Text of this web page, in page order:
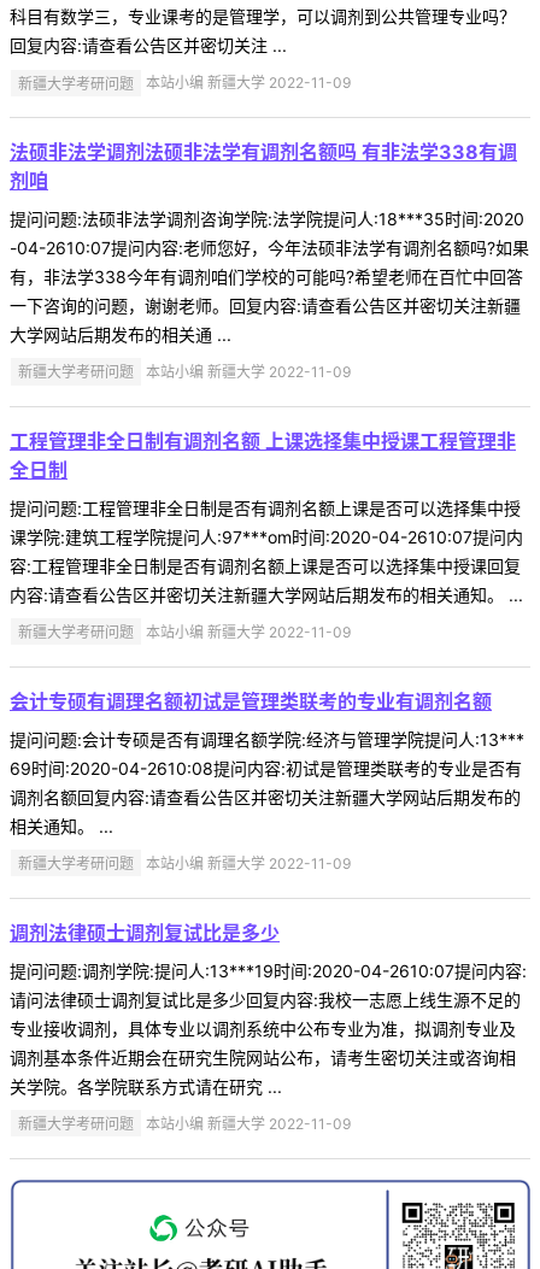
科目有数学三，专业课考的是管理学，可以调剂到公共管理专业吗？
回复内容:请查看公告区并密切关注 ...
新疆大学考研问题 本站小编 新疆大学 2022-11-09
法硕非法学调剂法硕非法学有调剂名额吗 有非法学338有调
剂咱
提问问题:法硕非法学调剂咨询学院:法学院提问人:18***35时间:2020
-04-2610:07提问内容:老师您好，今年法硕非法学有调剂名额吗?如果
有，非法学338今年有调剂咱们学校的可能吗?希望老师在百忙中回答
一下咨询的问题，谢谢老师。回复内容:请查看公告区并密切关注新疆
大学网站后期发布的相关通 ...
新疆大学考研问题 本站小编 新疆大学 2022-11-09
工程管理非全日制有调剂名额 上课选择集中授课工程管理非
全日制
提问问题:工程管理非全日制是否有调剂名额上课是否可以选择集中授
课学院:建筑工程学院提问人:97***om时间:2020-04-2610:07提问内
容:工程管理非全日制是否有调剂名额上课是否可以选择集中授课回复
内容:请查看公告区并密切关注新疆大学网站后期发布的相关通知。 ...
新疆大学考研问题 本站小编 新疆大学 2022-11-09
会计专硕有调理名额初试是管理类联考的专业有调剂名额
提问问题:会计专硕是否有调理名额学院:经济与管理学院提问人:13***
69时间:2020-04-2610:08提问内容:初试是管理类联考的专业是否有
调剂名额回复内容:请查看公告区并密切关注新疆大学网站后期发布的
相关通知。 ...
新疆大学考研问题 本站小编 新疆大学 2022-11-09
调剂法律硕士调剂复试比是多少
提问问题:调剂学院:提问人:13***19时间:2020-04-2610:07提问内容:
请问法律硕士调剂复试比是多少回复内容:我校一志愿上线生源不足的
专业接收调剂，具体专业以调剂系统中公布专业为准，拟调剂专业及
调剂基本条件近期会在研究生院网站公布，请考生密切关注或咨询相
关学院。各学院联系方式请在研究 ...
新疆大学考研问题 本站小编 新疆大学 2022-11-09